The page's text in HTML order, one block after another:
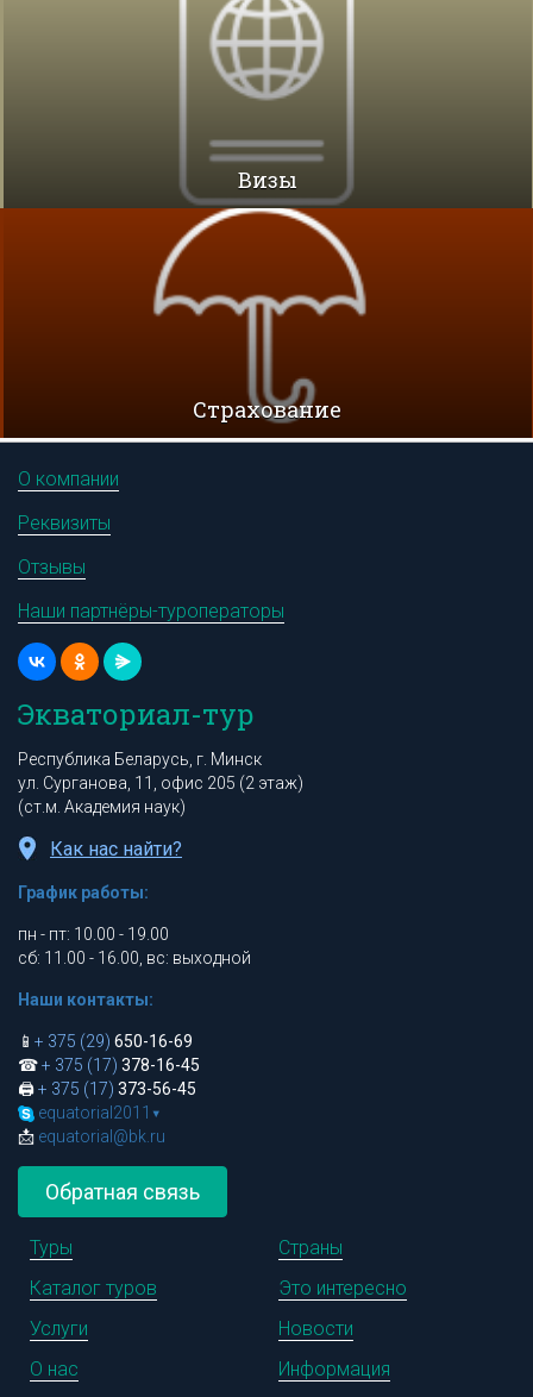
Визы
Cтрахование
О компании
Реквизиты
Отзывы
Наши партнёры-туроператоры
Экваториал-тур
Республика Беларусь, г. Минск
ул. Сурганова, 11, офис 205 (2 этаж)
(ст.м. Академия наук)
Как нас найти?
График работы:
пн - пт: 10.00 - 19.00
сб: 11.00 - 16.00, вс: выходной
Наши контакты:
📱 + 375 (29) 650-16-69
☎+ 375 (17) 378-16-45
🖨+ 375 (17) 373-56-45
equatorial2011 ▾
📩 equatorial@bk.ru
Обратная связь
Туры
Страны
Каталог туров
Это интересно
Услуги
Новости
О нас
Информация